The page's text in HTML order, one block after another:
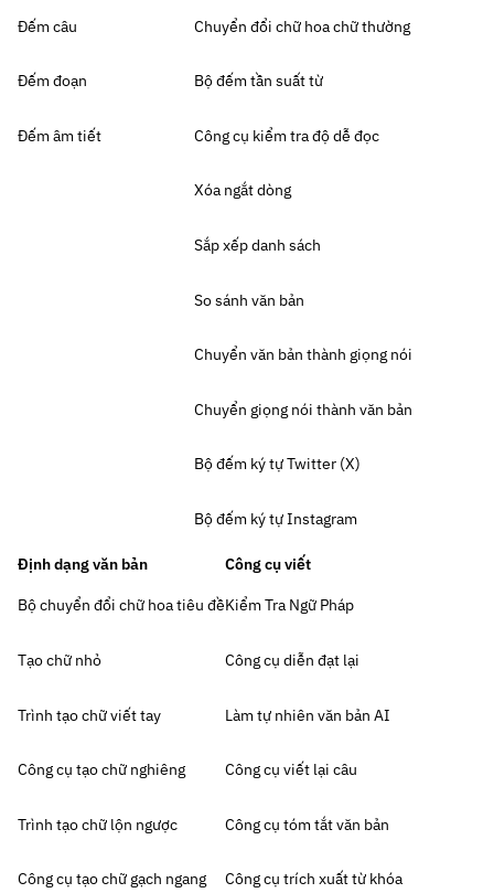
Đếm câu
Đếm đoạn
Đếm âm tiết
Chuyển đổi chữ hoa chữ thường
Bộ đếm tần suất từ
Công cụ kiểm tra độ dễ đọc
Xóa ngắt dòng
Sắp xếp danh sách
So sánh văn bản
Chuyển văn bản thành giọng nói
Chuyển giọng nói thành văn bản
Bộ đếm ký tự Twitter (X)
Bộ đếm ký tự Instagram
Định dạng văn bản
Bộ chuyển đổi chữ hoa tiêu đề
Tạo chữ nhỏ
Trình tạo chữ viết tay
Công cụ tạo chữ nghiêng
Trình tạo chữ lộn ngược
Công cụ tạo chữ gạch ngang
Công cụ viết
Kiểm Tra Ngữ Pháp
Công cụ diễn đạt lại
Làm tự nhiên văn bản AI
Công cụ viết lại câu
Công cụ tóm tắt văn bản
Công cụ trích xuất từ khóa